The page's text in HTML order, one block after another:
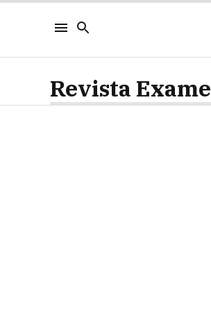
Revista Exame